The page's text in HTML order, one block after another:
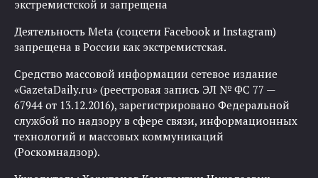
экстремистской и запрещена
Деятельность Meta (соцсети Facebook и Instagram)
запрещена в России как экстремистская.
Средство массовой информации сетевое издание
«GazetaDaily.ru» (реестровая запись ЭЛ № ФС 77 —
67944 от 13.12.2016), зарегистрировано Федеральной
службой по надзору в сфере связи, информационных
технологий и массовых коммуникаций
(Роскомнадзор).